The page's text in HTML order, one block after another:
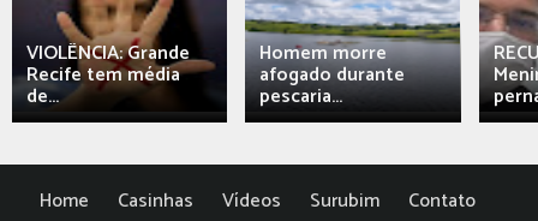
VIOLÊNCIA: Grande
Recife tem média
de...
Homem morre
afogado durante
pescaria...
Home Casinhas Vídeos Surubim Contato